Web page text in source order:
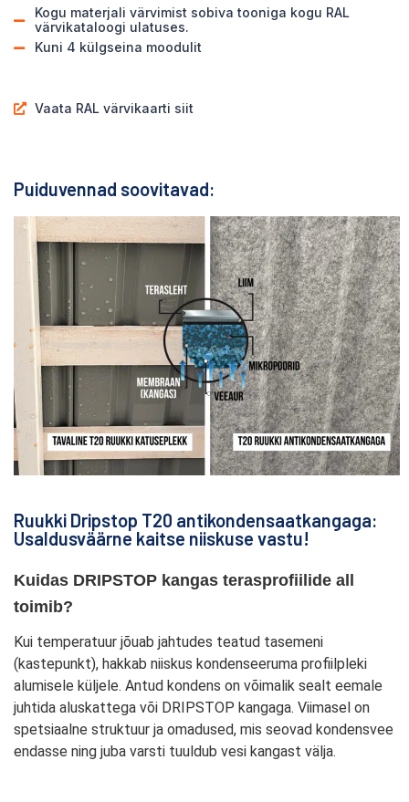
Kogu materjali värvimist sobiva tooniga kogu RAL
värvikataloogi ulatuses.
Kuni 4 külgseina moodulit
Vaata RAL värvikaarti siit
Puiduvennad soovitavad:
Ruukki Dripstop T20 antikondensaatkangaga:
Usaldusväärne kaitse niiskuse vastu!
Kuidas DRIPSTOP kangas terasprofiilide all
toimib?
Kui temperatuur jõuab jahtudes teatud tasemeni
(kastepunkt), hakkab niiskus kondenseeruma profiilpleki
alumisele küljele. Antud kondens on võimalik sealt eemale
juhtida aluskattega või DRIPSTOP kangaga. Viimasel on
spetsiaalne struktuur ja omadused, mis seovad kondensvee
endasse ning juba varsti tuuldub vesi kangast välja.